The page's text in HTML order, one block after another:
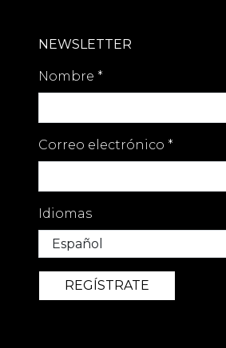
NEWSLETTER
Nombre *
Correo electrónico *
Idiomas